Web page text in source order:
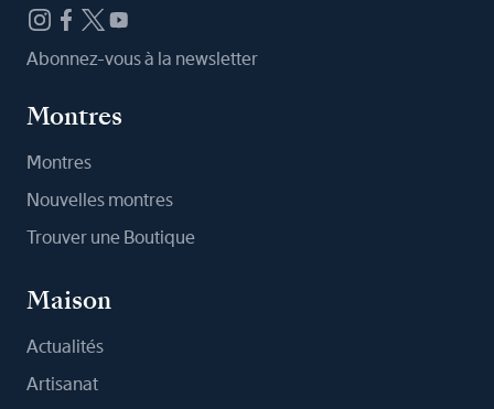
Abonnez-vous à la newsletter
Montres
Montres
Nouvelles montres
Trouver une Boutique
Maison
Actualités
Artisanat